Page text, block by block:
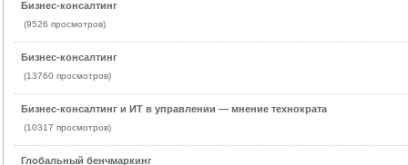
Бизнес-консалтинг
(9526 просмотров)
Бизнес-консалтинг
(13760 просмотров)
Бизнес-консалтинг и ИТ в управлении — мнение технократа
(10317 просмотров)
Глобальный бенчмаркинг